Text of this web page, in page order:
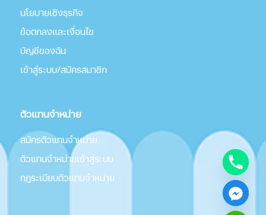
นโยบายเชิงธุรกิจ
ข้อตกลงและเงื่อนไข
บัญชีของฉัน
เข้าสู่ระบบ/สมัครสมาชิก
ตัวแทนจำหน่าย
สมัครตัวแทนจำหน่าย
ตัวแทนจำหน่ายเข้าสู่ระบบ
กฎระเบียบตัวแทนจำหน่าย